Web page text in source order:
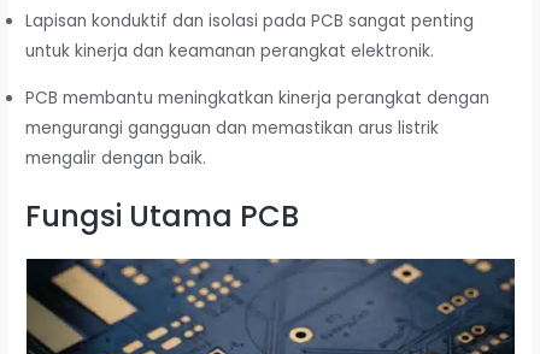
Lapisan konduktif dan isolasi pada PCB sangat penting
untuk kinerja dan keamanan perangkat elektronik.
PCB membantu meningkatkan kinerja perangkat dengan
mengurangi gangguan dan memastikan arus listrik
mengalir dengan baik.
Fungsi Utama PCB